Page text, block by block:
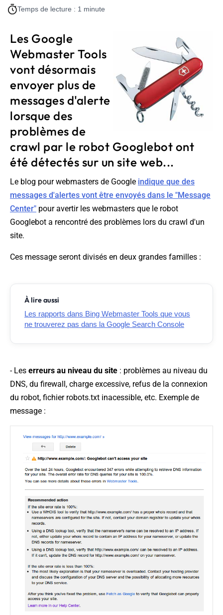
Temps de lecture : 1 minute
Les Google
Webmaster Tools
vont désormais
envoyer plus de
messages d'alerte
lorsque des
problèmes de
crawl par le robot Googlebot ont
été détectés sur un site web...
Le blog pour webmasters de Google indique que des
messages d'alertes vont être envoyés dans le "Message
Center" pour avertir les webmasters que le robot
Googlebot a rencontré des problèmes lors du crawl d'un
site.
Ces message seront divisés en deux grandes familles :
À lire aussi
Les rapports dans Bing Webmaster Tools que vous
ne trouverez pas dans la Google Search Console
- Les erreurs au niveau du site : problèmes au niveau du
DNS, du firewall, charge excessive, refus de la connexion
du robot, fichier robots.txt inacessible, etc. Exemple de
message :